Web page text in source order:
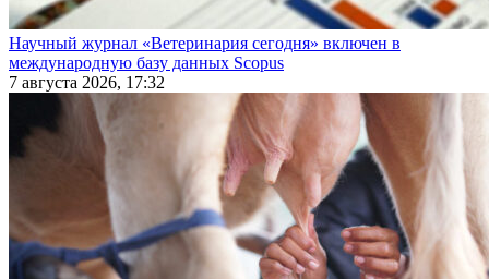
Научный журнал «Ветеринария сегодня» включен в
международную базу данных Scopus
7 августа 2026, 17:32